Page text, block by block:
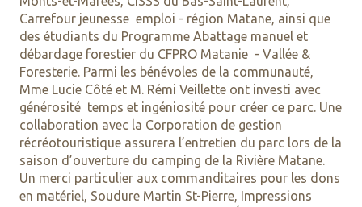
Carrefour jeunesse emploi - région Matane, ainsi que
des étudiants du Programme Abattage manuel et
débardage forestier du CFPRO Matanie - Vallée &
Foresterie. Parmi les bénévoles de la communauté,
Mme Lucie Côté et M. Rémi Veillette ont investi avec
générosité temps et ingéniosité pour créer ce parc. Une
collaboration avec la Corporation de gestion
récréotouristique assurera l’entretien du parc lors de la
saison d’ouverture du camping de la Rivière Matane.
Un merci particulier aux commanditaires pour les dons
en matériel, Soudure Martin St-Pierre, Impressions